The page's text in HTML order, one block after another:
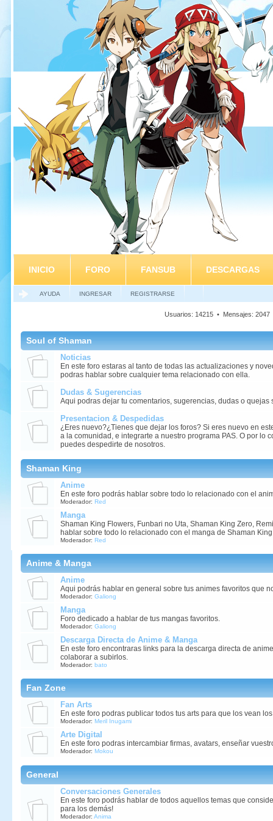
INICIO FORO FANSUB DESCARGAS
AYUDA INGRESAR REGISTRARSE
Usuarios: 14215 • Mensajes:
Soul of Shaman
Noticias
En este foro estaras al tanto de todas las actualizaciones y
podras hablar sobre cualquier tema relacionado con ella.
Dudas & Sugerencias
Aqui podras dejar tu comentarios, sugerencias, dudas o quejas
Presentacion & Despedidas
¿Eres nuevo?¿Tienes que dejar los foros? Si eres nuevo en
a la comunidad, e integrarte a nuestro programa PAS. O por lo
puedes despedirte de nosotros.
Shaman King
Anime
En este foro podrás hablar sobre todo lo relacionado con el
Moderador: Red
Manga
Shaman King Flowers, Funbari no Uta, Shaman King Zero,
hablar sobre todo lo relacionado con el manga de Shaman King
Moderador: Red
Anime & Manga
Anime
Aqui podrás hablar en general sobre tus animes favoritos que
Moderador:Galiong
Manga
Foro dedicado a hablar de tus mangas favoritos.
Moderador:Galiong
Descarga Directa de Anime & Manga
En este foro encontraras links para la descarga directa de
colaborar a subirlos.
Moderador: bato
Fan Zone
Fan Arts
En este foro podras publicar todos tus arts para que los vean
Moderador: Meril Inugami
Arte Digital
En este foro podras intercambiar firmas, avatars, enseñar
Moderador: Mokou
General
Conversaciones Generales
En este foro podrás hablar de todos aquellos temas que
para los demás!
Moderador:Anima